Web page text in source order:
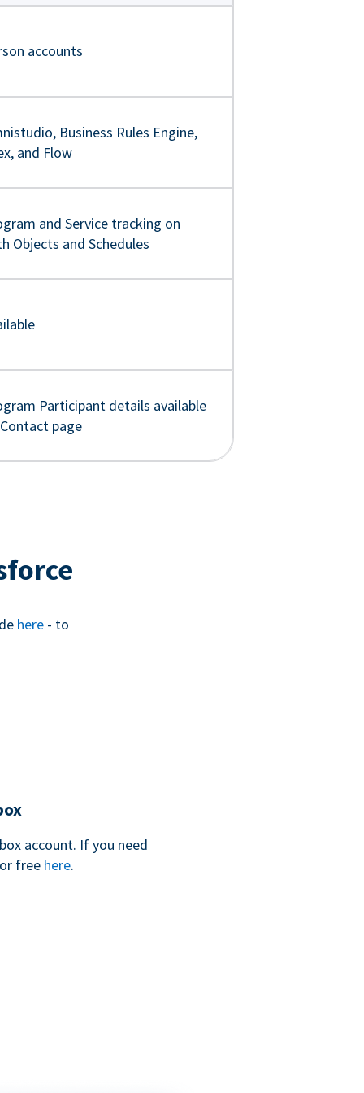
accounts
Business Rules Engine,
and Flow
and Service tracking on
Objects and Schedules
Participant details available
page
here- to
account. If you need
free here.